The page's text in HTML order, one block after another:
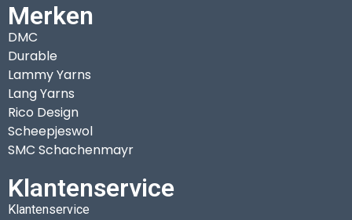
Merken
DMC
Durable
Lammy Yarns
Lang Yarns
Rico Design
Scheepjeswol
SMC Schachenmayr
Klantenservice
Klantenservice